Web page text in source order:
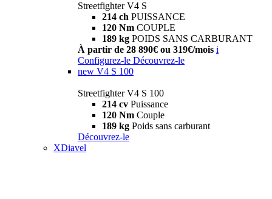
Streetfighter V4 S
214 ch PUISSANCE
120 Nm COUPLE
189 kg POIDS SANS CARBURANT
À partir de 28 890€ ou 319€/mois i
Configurez-le Découvrez-le
new V4 S 100
Streetfighter V4 S 100
214 cv Puissance
120 Nm Couple
189 kg Poids sans carburant
Découvrez-le
XDiavel